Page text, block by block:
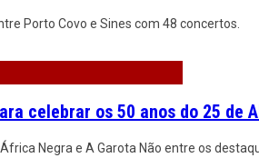
Porto Covo e Sines com 48 concertos.
celebrar os 50 anos do 25 de
Negra e A Garota Não entre os